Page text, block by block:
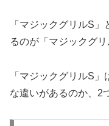
「マジックグリルS
るのが「マジックグリ
「マジックグリルS
な違いがあるのか、2